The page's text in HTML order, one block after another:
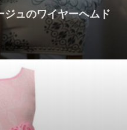
ュのワイヤーヘムド